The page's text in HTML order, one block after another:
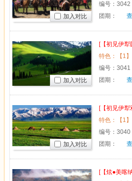
编号： 3042
团期：
加入对比
[【初见伊犁
飞8日
编号： 3041
团期：
加入对比
[【初见伊犁
音布鲁克
编号： 3040
团期：
加入对比
[【炫●美喀